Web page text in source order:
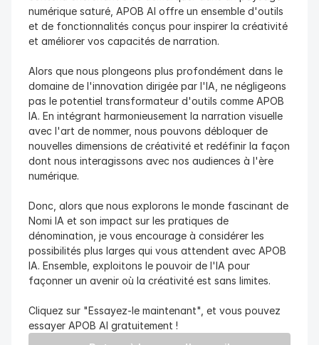
numérique saturé, APOB AI offre un ensemble d'outils
et de fonctionnalités conçus pour inspirer la créativité
et améliorer vos capacités de narration.
Alors que nous plongeons plus profondément dans le
domaine de l'innovation dirigée par l'IA, ne négligeons
pas le potentiel transformateur d'outils comme APOB
IA. En intégrant harmonieusement la narration visuelle
avec l'art de nommer, nous pouvons débloquer de
nouvelles dimensions de créativité et redéfinir la façon
dont nous interagissons avec nos audiences à l'ère
numérique.
Donc, alors que nous explorons le monde fascinant de
Nomi IA et son impact sur les pratiques de
dénomination, je vous encourage à considérer les
possibilités plus larges qui vous attendent avec APOB
IA. Ensemble, exploitons le pouvoir de l'IA pour
façonner un avenir où la créativité est sans limites.
Cliquez sur "Essayez-le maintenant", et vous pouvez
essayer APOB AI gratuitement !